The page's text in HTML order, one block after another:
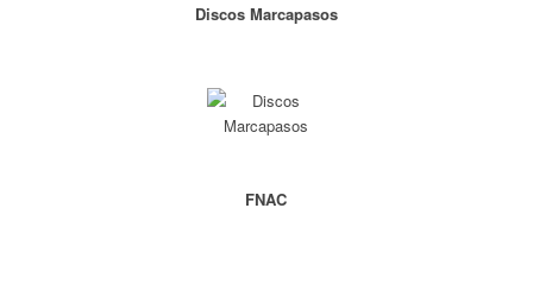
Discos Marcapasos
FNAC